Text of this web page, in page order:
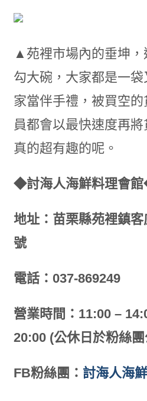
▲苑裡市場內的垂坤，
勾大碗，大家都是一
家當伴手禮，被買空
員都會以最快速度再
真的超有趣的呢。
◆討海人海鮮料理會
地址：苗栗縣苑裡鎮
號
電話：037-869249
營業時間：11:00 –
20:00 (公休日於粉絲
FB粉絲團： 討海人海